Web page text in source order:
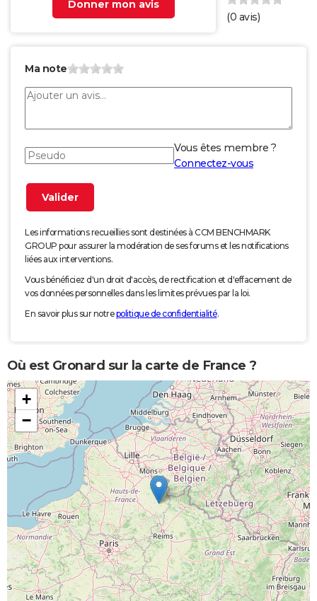
Donner mon avis
(0 avis)
Ma note
Vous êtes membre ?
Connectez-vous
Les informations recueillies sont destinées à CCM BENCHMARK
GROUP pour assurer la modération de ses forums et les notifications
liées aux interventions.
Vous bénéficiez d'un droit d'accès, de rectification et d'effacement de
vos données personnelles dans les limites prévues par la loi.
En savoir plus sur notrepolitique de confidentialité.
Où est Gronard sur la carte de France ?
+
−